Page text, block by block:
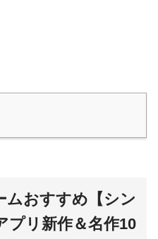
ムおすすめ【シン
プリ新作＆名作10